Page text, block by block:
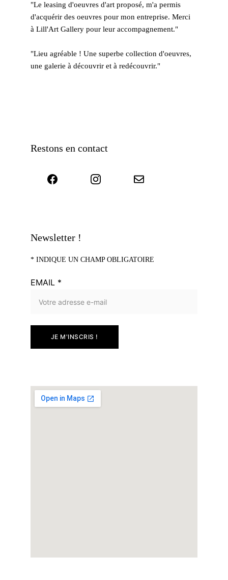
"Le leasing d'oeuvres d'art proposé, m'a permis
d'acquérir des oeuvres pour mon entreprise. Merci
à Lill'Art Gallery pour leur accompagnement."
​"Lieu agréable ! Une superbe collection d'oeuvres,
une galerie à découvrir et à redécouvrir."
Restons en contact
Newsletter !
* INDIQUE UN CHAMP OBLIGATOIRE
EMAIL *
JE M'INSCRIS !